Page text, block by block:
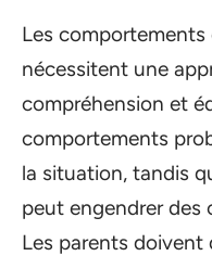
Les
nécessitent une
compréhension et
comportements
la situation, tandis
peut engendrer des
Les parents doivent